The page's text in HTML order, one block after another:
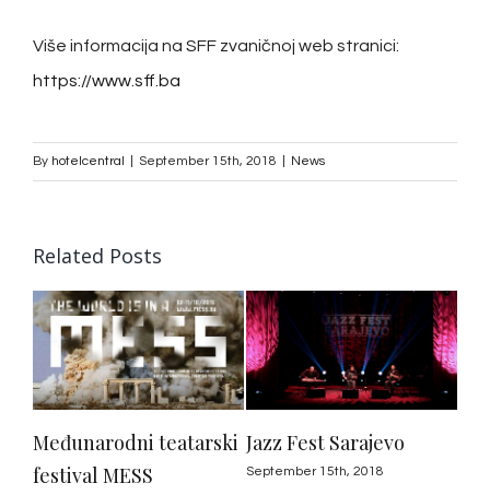
Više informacija na SFF zvaničnoj web stranici:
https://www.sff.ba
By hotelcentral September 15th, 2018 News
Related Posts
Međunarodni teatarski
festival MESS
Jazz Fest Sarajevo
September 15th, 2018